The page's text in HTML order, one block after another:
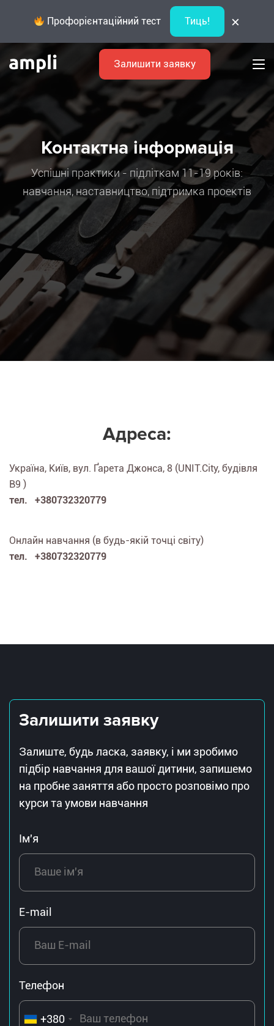
Профорієнтаційний тест Тиць! ×
Залишити заявку
Контактна інформація
Успішні практики - підліткам 11-19 років:
навчання, наставництво, підтримка проектів
Адреса:
Україна, Київ, вул. Ґарета Джонса, 8 (UNIT.City, будівля
B9 )
тел. +380732320779
Онлайн навчання (в будь-якій точці світу)
тел. +380732320779
Залишити заявку
Залиште, будь ласка, заявку, і ми зробимо
підбір навчання для вашої дитини, запишемо
на пробне заняття або просто розповімо про
курси та умови навчання
Ім'я
E-mail
Телефон
+380